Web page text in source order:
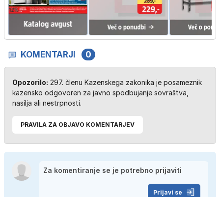
KOMENTARJI 0
Opozorilo: 297. členu Kazenskega zakonika je posameznik
kazensko odgovoren za javno spodbujanje sovraštva,
nasilja ali nestrpnosti.
PRAVILA ZA OBJAVO KOMENTARJEV
Prijavi se